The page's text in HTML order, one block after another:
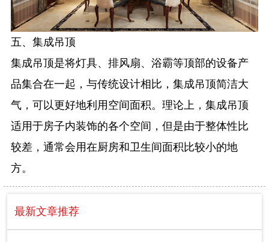
五、集成吊顶
集成吊顶是将灯具、排风扇、浴霸等顶部的设备产
品集合在一起，与传统设计相比，集成吊顶简洁大
气，可以更好地利用空间面积。理论上，集成吊顶
适用于房子内装饰的各个空间，但是由于整体性比
较差，通常会用在厨房和卫生间面积比较小的地
方。
最新文章推荐